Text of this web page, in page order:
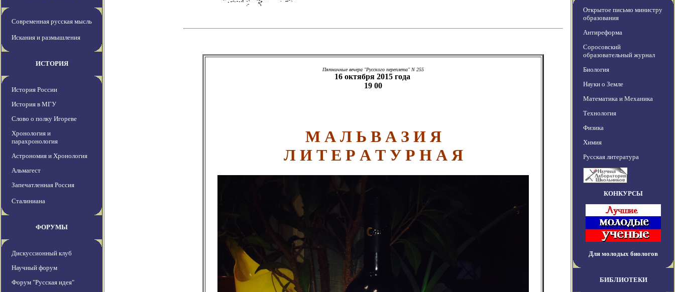
Современная русская мысль
Искания и размышления
ИСТОРИЯ
История России
История в МГУ
Слово о полку Игореве
Хронология и
парахронология
Астрономия и Хронология
Альмагест
Запечатленная Россия
Сталиниана
ФОРУМЫ
Дискуссионный клуб
Научный форум
Форум "Русская идея"
Пятничные вечера "Русского переплета" N 255
16 октября 2015 года
19 00
М А Л Ь В А З И Я
Л И Т Е Р А Т У Р Н А Я
Открытое письмо министру
образования
Антиреформа
Соросовский
образовательный журнал
Биология
Науки о Земле
Математика и Механика
Технология
Физика
Химия
Русская литература
КОНКУРСЫ
Для молодых биологов
БИБЛИОТЕКИ